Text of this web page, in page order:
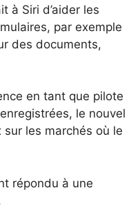
à Siri d’aider les
par exemple
des documents,
en tant que pilote
le nouvel
les marchés où le
répondu à une